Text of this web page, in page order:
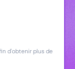
d'obtenir plus de